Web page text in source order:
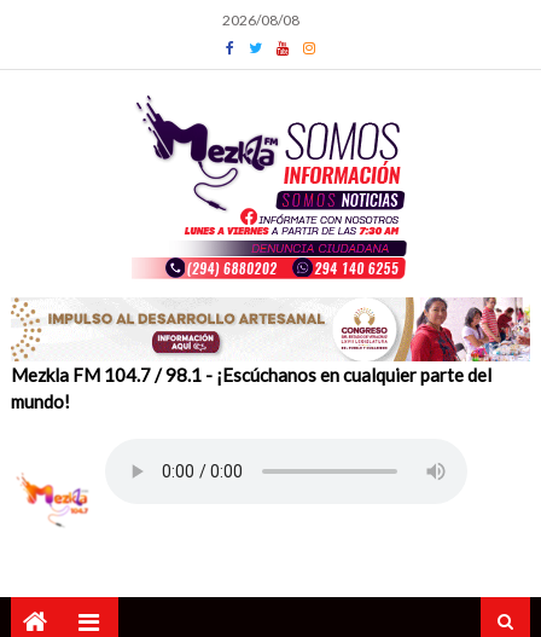
content
2026/08/08
Mezkla FM 104.7 / 98.1 - ¡Escúchanos en cualquier parte del
mundo!